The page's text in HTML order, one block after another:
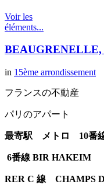
Voir les
éléments...
BEAUGRENELLE,
in 15ème arrondissement
フランスの不動産
パリのアパート
最寄駅 メトロ 10番
6番線 BIR HAKEIM
RER C 線 CHAMPS